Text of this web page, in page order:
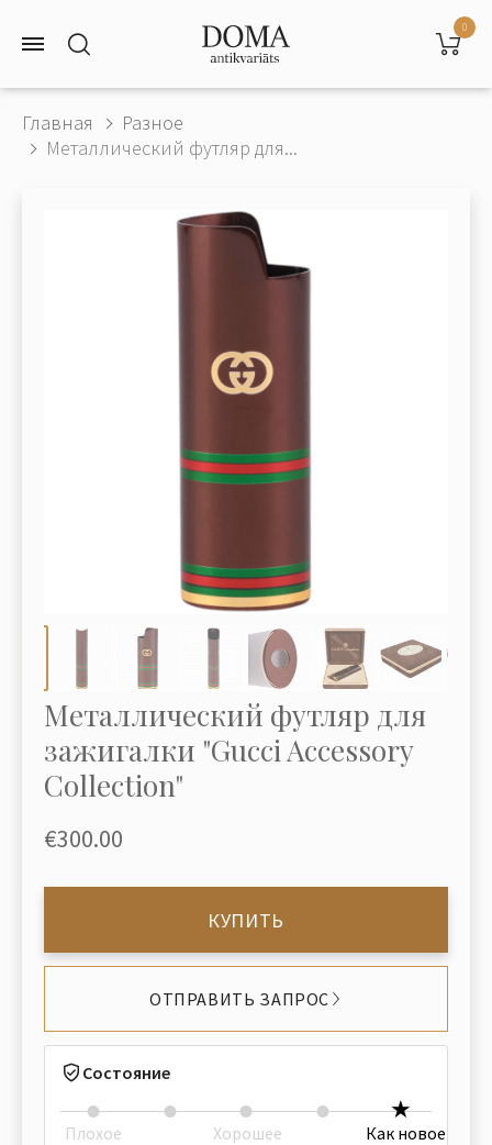
0
Главная
Разное
Металлический футляр для...
Металлический футляр для
зажигалки "Gucci Accessory
Collection"
€300.00
КУПИТЬ
ОТПРАВИТЬ ЗАПРОС
Состояние
Плохое Хорошее Как новое